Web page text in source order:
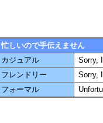
忙しいので手伝えません
カジュアル
Sorry,
フレンドリー
Sorry,
フォーマル